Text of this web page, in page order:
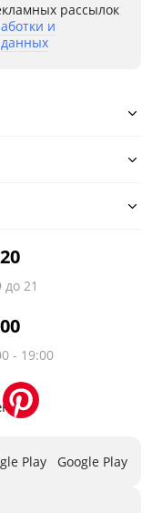
рассылок
и
до 21
- 19:00
Google Play